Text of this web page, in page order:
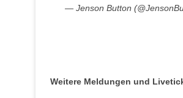
— Jenson Button
Weitere Meldungen und